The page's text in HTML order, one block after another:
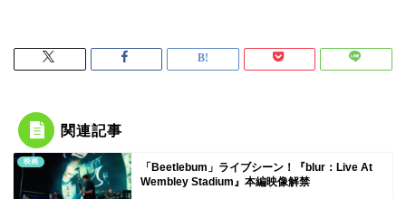
関連記事
映画
「Beetlebum」ライブシーン！『blur：Live At
Wembley Stadium』本編映像解禁